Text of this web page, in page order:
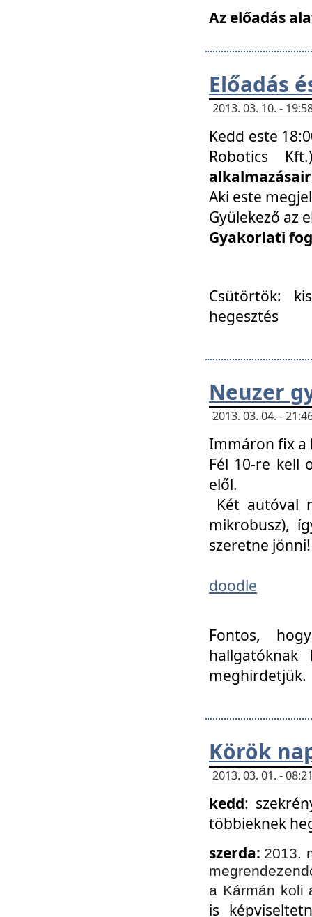
Az előadás
Előadás
2013. 03. 10. -
Kedd este
Robotics
Aki este
Gyülekező az
Gyakorlati
Csütörtök:
hegesztés
Neuzer
2013. 03. 04. -
Immáron fix a
Fél 10-re kell
elől.
Két autóval
mikrobusz),
szeretne jönni!
doodle
Fontos,
meghirdetjük.
Körök
2013. 03. 01. -
kedd:
többieknek
szerda: 2013.
a Kármán koli
is